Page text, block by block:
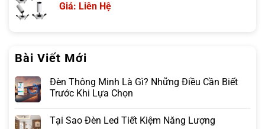
Giá: Liên Hệ
Bài Viết Mới
Đèn Thông Minh Là Gì? Những Điều Cần Biết
Trước Khi Lựa Chọn
Tại Sao Đèn Led Tiết Kiệm Năng Lượng